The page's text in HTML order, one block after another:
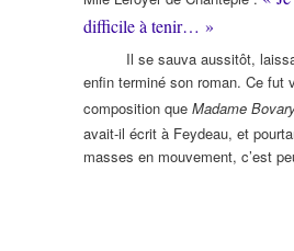
difficile à tenir… »
Il se sauva aussitôt,
enfin terminé son roman. Ce fut
composition que Madame
avait-il écrit à Feydeau, et
masses en mouvement, c’est